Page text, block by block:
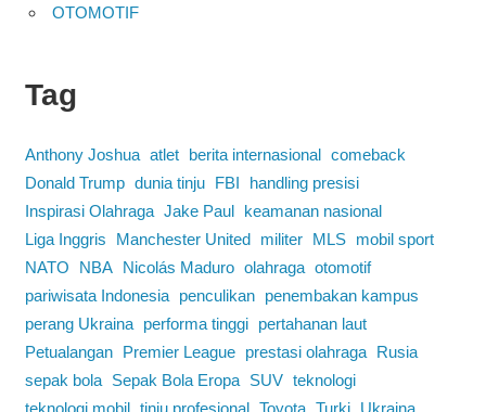
OTOMOTIF
Tag
Anthony Joshua atlet berita internasional comeback
Donald Trump dunia tinju FBI
handling presisi
Inspirasi Olahraga Jake Paul
keamanan nasional
Liga Inggris
Manchester United militer MLS
mobil sport
NATO
NBA Nicolás Maduro olahraga otomotif
pariwisata Indonesia
penculikan
penembakan kampus
perang Ukraina
performa tinggi
pertahanan laut
Petualangan
Premier League prestasi olahraga
Rusia
sepak bola
Sepak Bola Eropa SUV teknologi
teknologi mobil tinju profesional Toyota Turki Ukraina